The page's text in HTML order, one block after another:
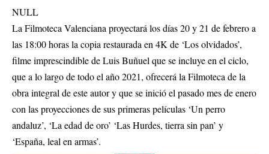
NULL
La Filmoteca Valenciana proyectará los días 20 y 21 de febrero a
las 18:00 horas la copia restaurada en 4K de ‘Los olvidados’,
filme imprescindible de Luis Buñuel que se incluye en el ciclo,
que a lo largo de todo el año 2021, ofrecerá la Filmoteca de la
obra integral de este autor y que se inició el pasado mes de enero
con las proyecciones de sus primeras películas ‘Un perro
andaluz’, ‘La edad de oro’ ‘Las Hurdes, tierra sin pan’ y
‘España, leal en armas’.